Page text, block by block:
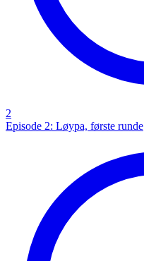
2
Episode 2: Løypa, første runde